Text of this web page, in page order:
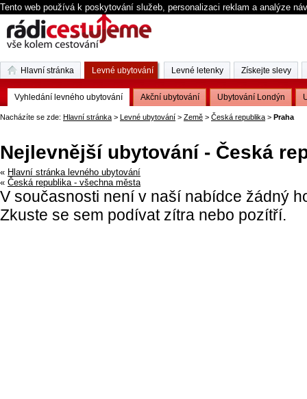
Tento web používá k poskytování služeb, personalizaci reklam a analýze
Nacházíte se zde: Hlavní stránka > Levné ubytování > Země > Česká republika > Praha
Nejlevnější ubytování - Česká
« Hlavní stránka levného ubytování
« Česká republika - všechna města
V současnosti není v naší nabídce žádný
Zkuste se sem podívat zítra nebo pozítří.
Hlavní stránka Levné ubytování
Vyhledání levného ubytování Akční ubytování Ubytování Londýn
Levné letenky Získejte slevy